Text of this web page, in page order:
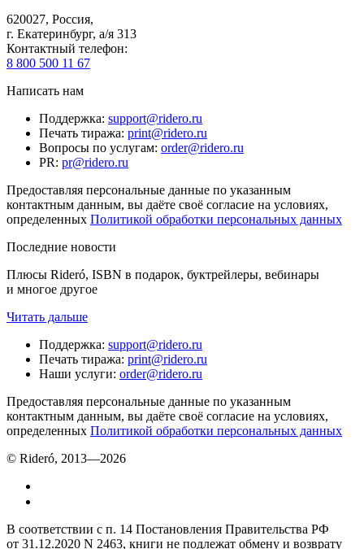
620027, Россия,
г. Екатеринбург, а/я 313
Контактный телефон:
8 800 500 11 67
Написать нам
Поддержка: support@ridero.ru
Печать тиража: print@ridero.ru
Вопросы по услугам: order@ridero.ru
PR: pr@ridero.ru
Предоставляя персональные данные по указанным
контактным данным, вы даёте своё согласие на условиях,
определенных Политикой обработки персональных данных
Последние новости
Плюсы Rideró, ISBN в подарок, буктрейлеры, вебинары
и многое другое
Читать дальше
Поддержка: support@ridero.ru
Печать тиража: print@ridero.ru
Наши услуги: order@ridero.ru
Предоставляя персональные данные по указанным
контактным данным, вы даёте своё согласие на условиях,
определенных Политикой обработки персональных данных
© Rideró, 2013—2026
В соответствии с п. 14 Постановления Правительства РФ
от 31.12.2020 N 2463, книги не подлежат обмену и возврату